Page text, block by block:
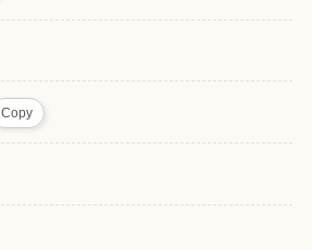
Copy